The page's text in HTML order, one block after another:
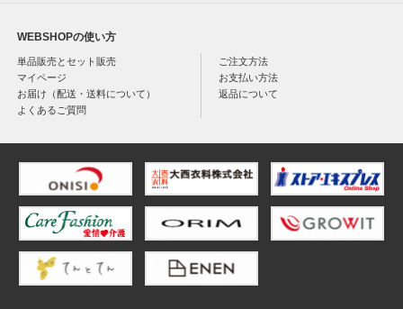
WEBSHOPの使い方
単品販売とセット販売
ご注文方法
マイページ
お支払い方法
お届け（配送・送料について）
返品について
よくあるご質問